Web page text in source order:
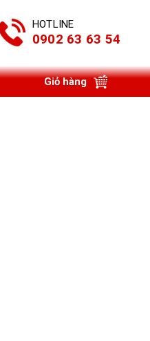
HOTLINE
0902 63 63 54
Giỏ hàng